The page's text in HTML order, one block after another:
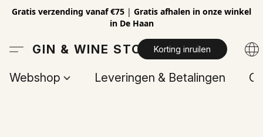
Gratis verzending vanaf €75 | Gratis afhalen in onze winkel
in De Haan
GIN & WINE STOREKorting inruilen
Webshop Leveringen & Betalingen